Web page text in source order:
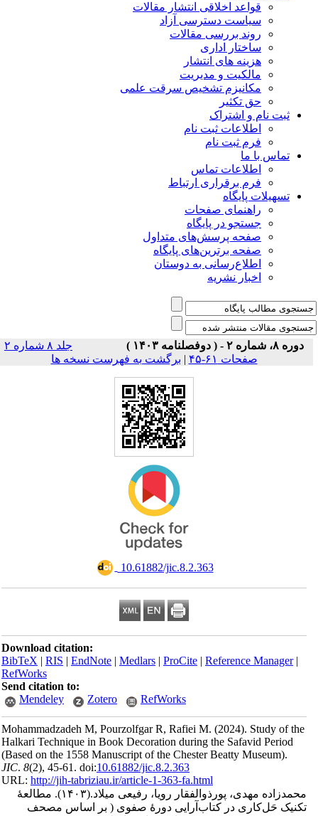
قواعد اخلاقی انتشار مقالات
سیاست دسترسی آزاد
روند بررسی مقالات
ساختار اداری
هزینه های انتشار
مالکیت و مدیریت
ﻣﮑﺎﻧﯿﺰم ﺗﺸﺨﯿﺺ ﺳﺮﻗﺖ ﻋﻠﻤﯽ
حق تکثیر
نام و اشتراک
اطلاعات ثبت نام
فرم ثبت نام
با ما
اطلاعات تماس
فرم برقراری ارتباط
پایگاه
راهنمای صفحات
جستجو در پایگاه
صفحه پرسش‌های متداول
صفحه برترین‌های پایگاه
اطلاع‌رسانی به دوستان
اخبار نشریه
جلد ۸ شماره ۲
|برگشت به فهرست نسخه ها
‎ 10.61882/jic.8.2.363
Download citation:
BibTeX|RIS| EndNote| Medlars| ProCite|Reference
RefWorks
Send citation to:
Mendeley
Zotero RefWorks
Mohammadzadeh M, Pourzolfgar R, Rafiei M.(2024).
Halkari Technique in Book Decoration during the Safavid
(Based on the 1558 Manuscript of the Chester Beatty
JIC.8(2), 45-61. doi:10.61882/jic.8.2.363
URL:http://jih-tabriziau.ir/article-1-363-fa.html
مهدی، پورذوالفقار رویا، رفیعی میلاد.(۱۴۰۳).
مطالعۀ
حَل‌کاری در کتاب‌آرایی دورۀ صفوی ( بر اساس مصحف